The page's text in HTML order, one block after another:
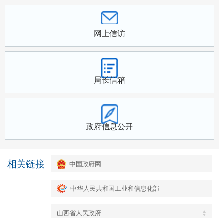
网上信访
局长信箱
政府信息公开
相关链接 中国政府网
中华人民共和国工业和信息化部
山西省人民政府